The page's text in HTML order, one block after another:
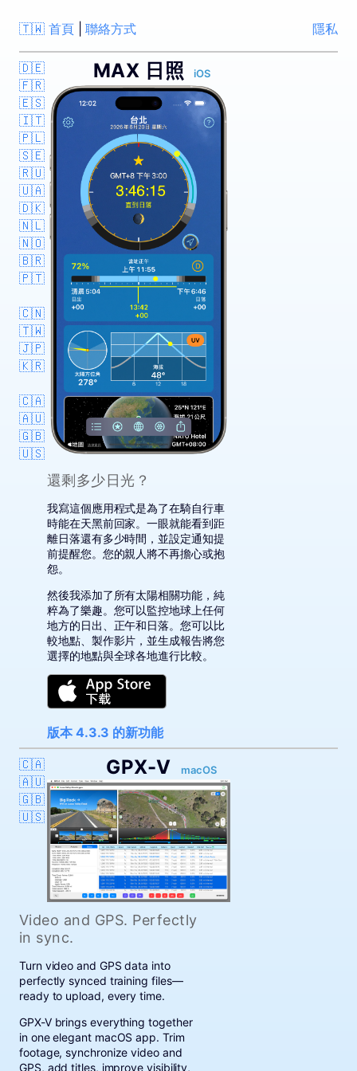
🇹🇼 首頁|聯絡方式 隱私
🇩🇪
🇫🇷
🇪🇸
🇮🇹
🇵🇱
🇸🇪
🇷🇺
🇺🇦
🇩🇰
🇳🇱
🇳🇴
🇧🇷
🇵🇹
🇨🇳
🇹🇼
🇯🇵
🇰🇷
🇨🇦
🇦🇺
🇬🇧
🇺🇸
MAX 日照 iOS
還剩多少日光？
我寫這個應用程式是為了在騎自行車
時能在天黑前回家。一眼就能看到距
離日落還有多少時間，並設定通知提
前提醒您。您的親人將不再擔心或抱
怨。
然後我添加了所有太陽相關功能，純
粹為了樂趣。您可以監控地球上任何
地方的日出、正午和日落。您可以比
較地點、製作影片，並生成報告將您
選擇的地點與全球各地進行比較。
版本 4.3.3 的新功能
🇨🇦
🇦🇺
🇬🇧
🇺🇸
GPX-V macOS
Video and GPS. Perfectly
in sync.
Turn video and GPS data into
perfectly synced training files—
ready to upload, every time.
GPX-V brings everything together
in one elegant macOS app. Trim
footage, synchronize video and
GPS, add titles, improve visibility,